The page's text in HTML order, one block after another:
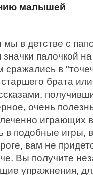
малышей
мы в детстве с
значки палочкой
сражались в
брата
очень
играющих
в подобные игры,
вам не
Вы получите
упражнения,